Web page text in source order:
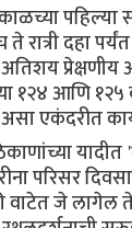
दहा
प्रेक्षणीय
१२४ आणि १२५
एकंदरीत
यादीत
परिसर
वाटेत जे